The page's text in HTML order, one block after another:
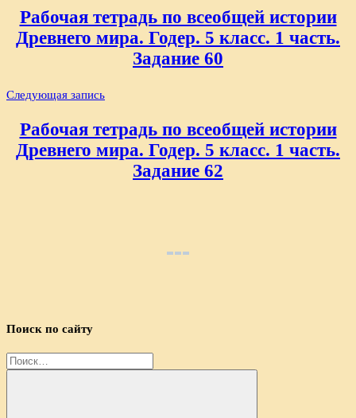
записям
Рабочая тетрадь по всеобщей истории
Древнего мира. Годер. 5 класс. 1 часть.
Задание 60
Следующая запись
Рабочая тетрадь по всеобщей истории
Древнего мира. Годер. 5 класс. 1 часть.
Задание 62
Поиск по сайту
Найти: